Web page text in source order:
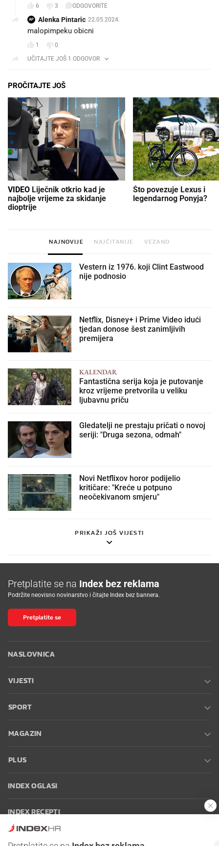
6 3 ODGOVORITE
AP Alenka Pintaric 22.05.2024.
malopimpeku obicni
1
0
UČITAJTE JOŠ 1 ODGOVOR
PROČITAJTE JOŠ
VIDEO
najbolje vrijeme za skidanje
dioptrije
Što povezuje Lexus i
legendarnog Ponyja?
NAJNOVIJE NAJČITANIJE VEZANO
Vestern iz 1976. koji Clint Eastwood
nije podnosio
Netflix, Disney+ i Prime Video idući
tjedan donose šest zanimljivih
premijera
KALENDAR
Fantastična serija koja je putovanje
kroz vrijeme pretvorila u veliku
ljubavnu priču
Gledatelji ne prestaju pričati o novoj
seriji: "Druga sezona, odmah"
Novi Netflixov horor podijelio
kritičare: "Kreće u potpuno
neočekivanom smjeru"
PRIKAŽI JOŠ VIJESTI
Pretplatite se na Index bez reklama
Podržite neovisno novinarstvo i čitajte Index bez bannera.
Pretplatite se
NASLOVNICA
VIJESTI
SPORT
MAGAZIN
PLUS
INDEX OGLASI
INDEX RECEPTI